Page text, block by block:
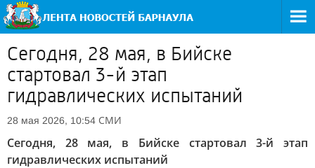
Сегодня, 28 мая, в Бийске
стартовал 3-й этап
гидравлических испытаний
28 мая 2026, 10:54 СМИ
Сегодня, 28 мая, в Бийске стартовал 3-й этап
гидравлических испытаний